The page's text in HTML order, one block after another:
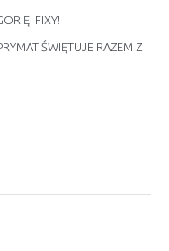
FIXY!
ŚWIĘTUJE RAZEM Z